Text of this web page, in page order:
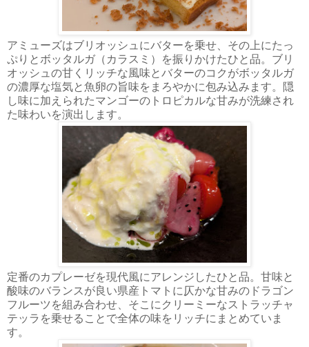
アミューズはブリオッシュにバターを乗せ、その上にたっ
ぷりとボッタルガ（カラスミ）を振りかけたひと品。ブリ
オッシュの甘くリッチな風味とバターのコクがボッタルガ
の濃厚な塩気と魚卵の旨味をまろやかに包み込みます。隠
し味に加えられたマンゴーのトロピカルな甘みが洗練され
た味わいを演出します。
定番のカプレーゼを現代風にアレンジしたひと品。甘味と
酸味のバランスが良い県産トマトに仄かな甘みのドラゴン
フルーツを組み合わせ、そこにクリーミーなストラッチャ
テッラを乗せることで全体の味をリッチにまとめていま
す。